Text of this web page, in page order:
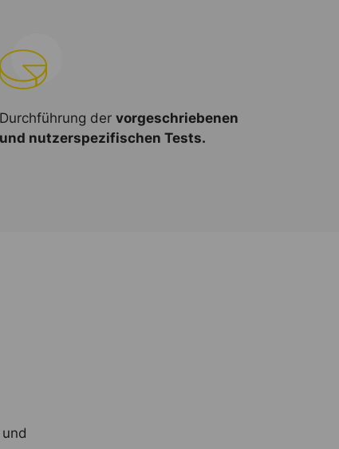
Durchführung der vorgeschriebenen
und nutzerspezifischen Tests.